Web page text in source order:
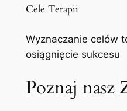
Cele Terapii
Wyznaczanie celów
osiągnięcie sukcesu
Poznaj nasz